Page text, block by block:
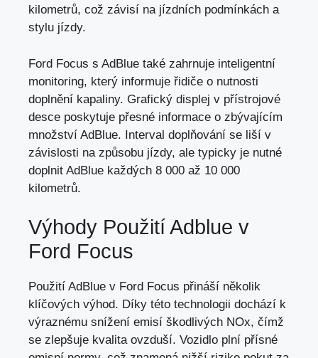
kilometrů, což závisí na jízdních podmínkách a
stylu jízdy.
Ford Focus s AdBlue také zahrnuje inteligentní
monitoring, který informuje řidiče o nutnosti
doplnění kapaliny. Grafický displej v přístrojové
desce poskytuje přesné informace o zbývajícím
množství AdBlue. Interval doplňování se liší v
závislosti na způsobu jízdy, ale typicky je nutné
doplnit AdBlue každých 8 000 až 10 000
kilometrů.
Výhody Použití Adblue v
Ford Focus
Použití AdBlue v Ford Focus přináší několik
klíčových výhod. Díky této technologii dochází k
výraznému snížení emisí škodlivých NOx, čímž
se zlepšuje kvalita ovzduší. Vozidlo plní přísné